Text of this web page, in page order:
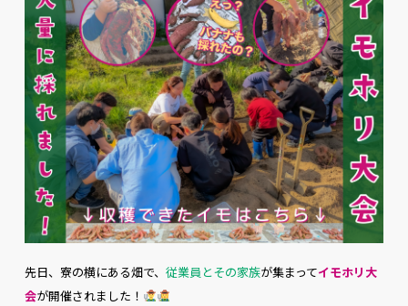
先日、寮の横にある畑で、 従業員とその家族が集まってイモホリ大
会が開催されました！